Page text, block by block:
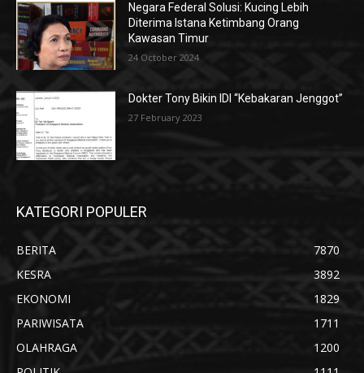
Negara Federal Solusi: Kucing Lebih
Diterima Istana Ketimbang Orang
Kawasan Timur
24 October 2024
Dokter Tony Bikin IDI “Kebakaran Jenggot”
27 February 2023
KATEGORI POPULER
BERITA
7870
KESRA
3892
EKONOMI
1829
PARIWISATA
1711
OLAHRAGA
1200